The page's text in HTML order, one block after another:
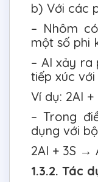
b) Với các
– Nhôm
một số phi
– Al xảy ra
tiếp xúc
Ví dụ: 2Al +
– Trong
dụng với
2Al + 3S →
1.3.2. Tác